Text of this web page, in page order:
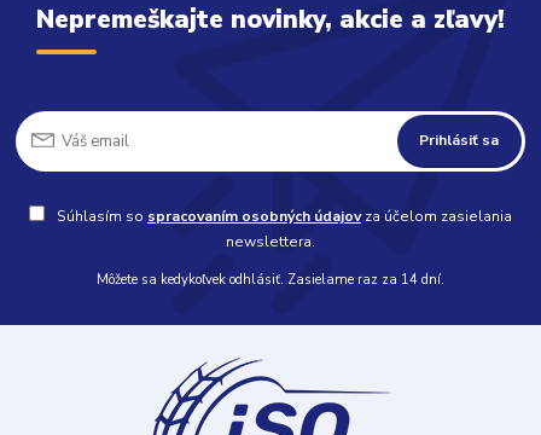
Nepremeškajte novinky, akcie a zľavy!
Prihlásiť sa
Súhlasím so spracovaním osobných údajovza účelom zasielania
newslettera.
Môžete sa kedykoľvek odhlásiť. Zasielame raz za 14 dní.